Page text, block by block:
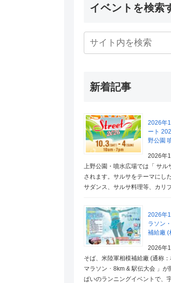
イベントを検索
新着記事
2026年
ート
野公園
2026年
上野公園・噴水広場では「 サ
されます。サルサをテーマにし
サダンス、サルサ料理等、カリ
2026年
ラソン
補給廠 (
2026年
そば、米陸軍相模補給廠 (通称
マラソン ･ 8km & 駅伝大会 」
ぱいのランニングイベントで、